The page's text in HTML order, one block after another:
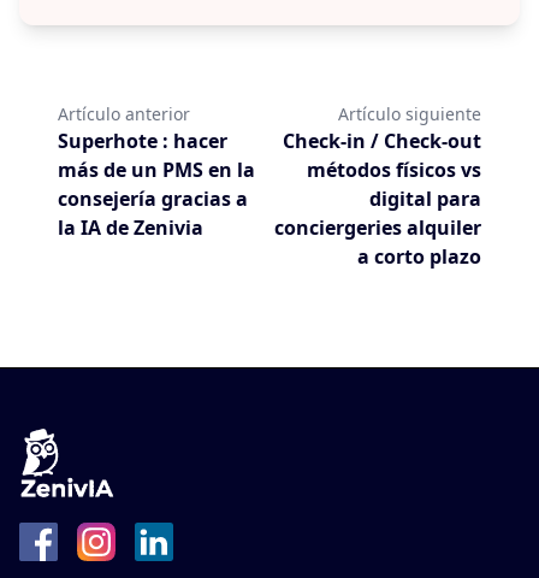
Artículo anterior
Superhote : hacer
más de un PMS en la
consejería gracias a
la IA de Zenivia
Artículo siguiente
Check-in / Check-out
métodos físicos vs
digital para
conciergeries alquiler
a corto plazo